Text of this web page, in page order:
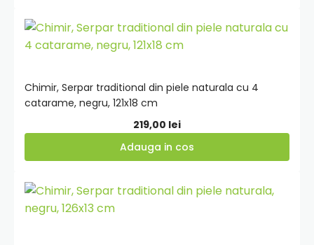
Chimir, Serpar traditional din piele naturala cu 4
catarame, negru, 121x18 cm
219,00 lei
Adauga in cos
Adauga
in
Adauga